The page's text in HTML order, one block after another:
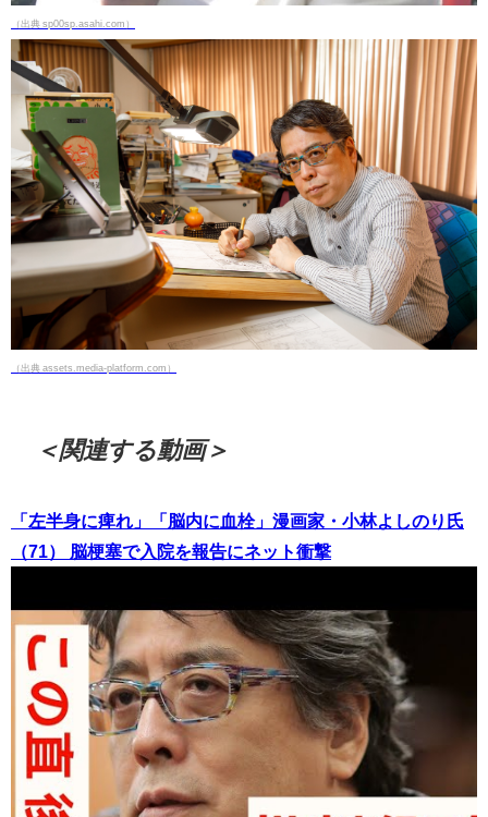
（出典 sp00sp.asahi.com）
（出典 assets.media-platform.com）
＜関連する動画＞
「左半身に痺れ」「脳内に血栓」漫画家・小林よしのり氏
（71） 脳梗塞で入院を報告にネット衝撃